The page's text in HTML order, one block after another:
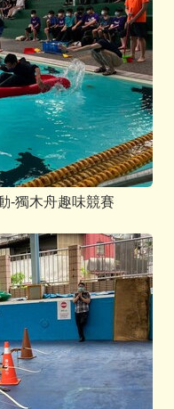
-獨木舟趣味競賽